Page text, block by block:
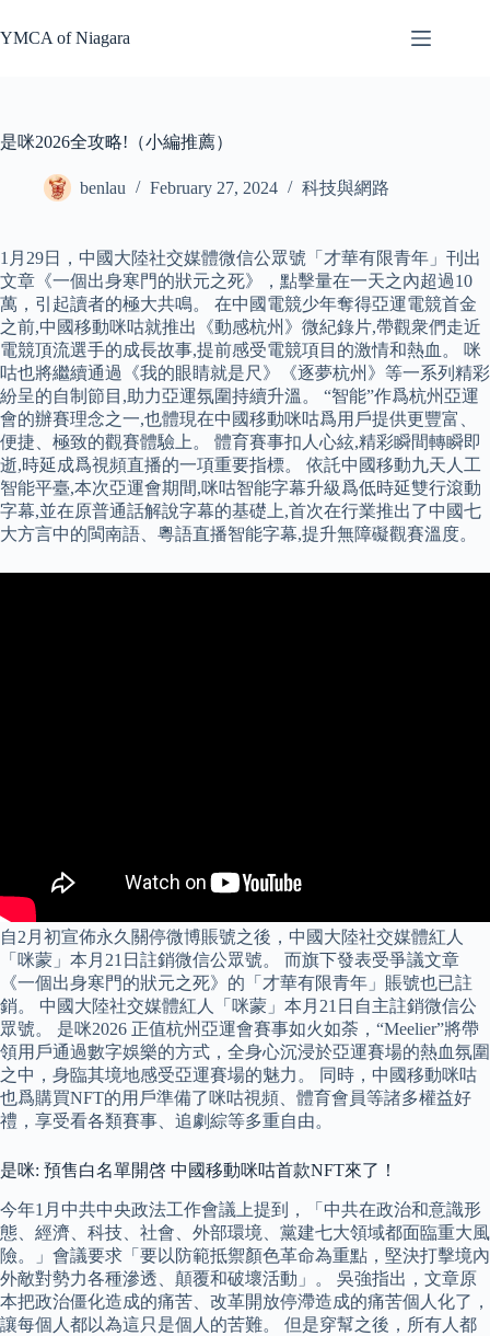
to
content
YMCA of Niagara
是咪2026全攻略!（小編推薦）
benlau February 27, 2024 科技與網路
1月29日，中國大陸社交媒體微信公眾號「才華有限青年」刊出
文章《一個出身寒門的狀元之死》，點擊量在一天之內超過10
萬，引起讀者的極大共鳴。 在中國電競少年奪得亞運電競首金
之前,中國移動咪咕就推出《動感杭州》微紀錄片,帶觀衆們走近
電競頂流選手的成長故事,提前感受電競項目的激情和熱血。 咪
咕也將繼續通過《我的眼睛就是尺》《逐夢杭州》等一系列精彩
紛呈的自制節目,助力亞運氛圍持續升溫。 “智能”作爲杭州亞運
會的辦賽理念之一,也體現在中國移動咪咕爲用戶提供更豐富、
便捷、極致的觀賽體驗上。 體育賽事扣人心絃,精彩瞬間轉瞬即
逝,時延成爲視頻直播的一項重要指標。 依託中國移動九天人工
智能平臺,本次亞運會期間,咪咕智能字幕升級爲低時延雙行滾動
字幕,並在原普通話解說字幕的基礎上,首次在行業推出了中國七
大方言中的閩南語、粵語直播智能字幕,提升無障礙觀賽溫度。
自2月初宣佈永久關停微博賬號之後，中國大陸社交媒體紅人
「咪蒙」本月21日註銷微信公眾號。 而旗下發表受爭議文章
《一個出身寒門的狀元之死》的「才華有限青年」賬號也已註
銷。 中國大陸社交媒體紅人「咪蒙」本月21日自主註銷微信公
眾號。 是咪2026 正值杭州亞運會賽事如火如荼，“Meelier”將帶
領用戶通過數字娛樂的方式，全身心沉浸於亞運賽場的熱血氛圍
之中，身臨其境地感受亞運賽場的魅力。 同時，中國移動咪咕
也爲購買NFT的用戶準備了咪咕視頻、體育會員等諸多權益好
禮，享受看各類賽事、追劇綜等多重自由。
是咪: 預售白名單開啓 中國移動咪咕首款NFT來了！
今年1月中共中央政法工作會議上提到，「中共在政治和意識形
態、經濟、科技、社會、外部環境、黨建七大領域都面臨重大風
險。」會議要求「要以防範抵禦顏色革命為重點，堅決打擊境內
外敵對勢力各種滲透、顛覆和破壞活動」。 吳強指出，文章原
本把政治僵化造成的痛苦、改革開放停滯造成的痛苦個人化了，
讓每個人都以為這只是個人的苦難。 但是穿幫之後，所有人都